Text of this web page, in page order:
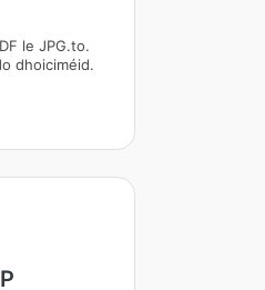
le JPG.to.
dhoiciméid.